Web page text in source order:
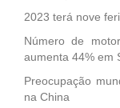
2023 terá nove
Número de
aumenta 44% em
Preocupação
na China